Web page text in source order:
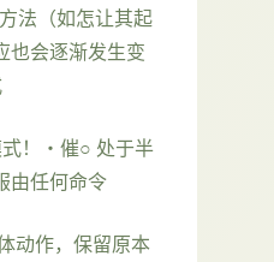
法（如怎让其起
也会逐渐发生变
！・催○ 处于半
由任何命令
动作，保留原本